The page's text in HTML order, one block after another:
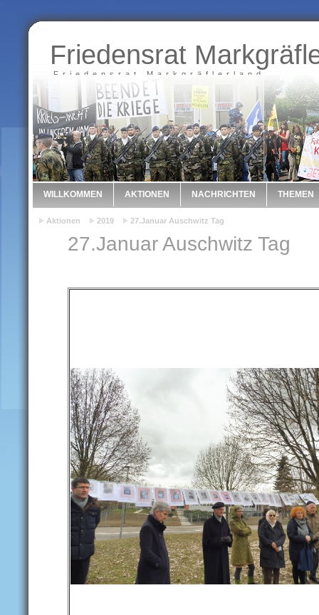
Friedensrat
Friedensrat Markgräflerland
WILLKOMMEN AKTIONEN NACHRICHTEN THEMEN
Aktionen 2019 27.Januar Auschwitz Tag
27.Januar Auschwitz Tag